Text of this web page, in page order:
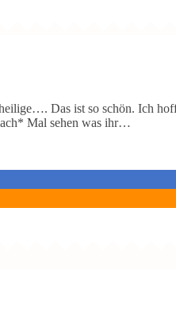
Das ist so schön. Ich
Mal sehen was ihr…